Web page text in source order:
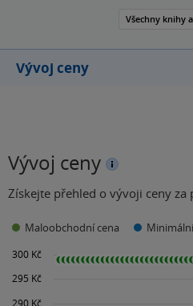
Všechny knihy
Vývoj ceny
Vývoj ceny
Získejte přehled o vývoji ceny za
Maloobchodní cena